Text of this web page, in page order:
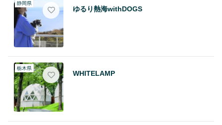
静岡県
ゆるり熱海withDOGS
栃木県
WHITELAMP